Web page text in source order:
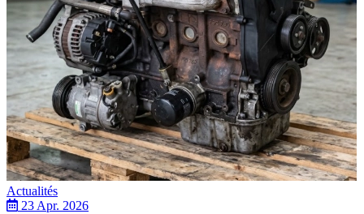
Actualités
23 Apr. 2026